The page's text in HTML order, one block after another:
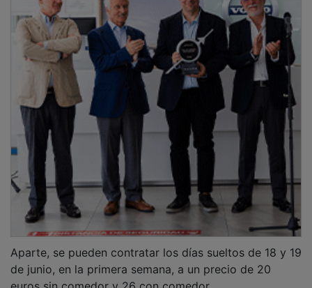
Aparte, se pueden contratar los días sueltos de 18 y 19
de junio, en la primera semana, a un precio de 20
euros sin comedor y 26 con comedor.